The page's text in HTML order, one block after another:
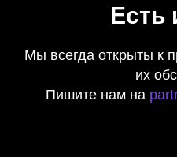
Есть
Мы всегда открыты к
их
Пишите нам на
Способы оплаты и правила
Лицензия на осуществление
образовательной
«Универсальный Университет»